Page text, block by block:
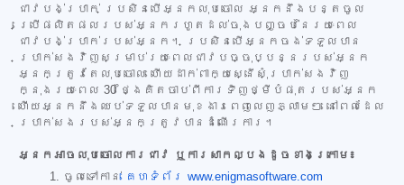
ជាវបង់ប្រាក់ ប្រសិនបើអ្នកលុបចោល អ្នកនឹងបន្តចូល
ប្រើផលិតផលរបស់អ្នករហូតដល់ចុងបញ្ចប់នៃរយៈពេល
ជាវបង់ប្រាក់របស់អ្នក។ ប្រសិនបើអ្នកចង់ទទួលបាន
ប្រាក់សងវិញសម្រាប់រយៈពេលជាវបច្ចុប្បន្នរបស់អ្នក
អ្នកត្រូវតែលុបចោល ហើយដាក់ពាក្យស្នើសុំប្រាក់សងវិញ
ក្នុងរយៈពេល 30 ថ្ងៃគិតចាប់ពីការទិញថ្មីបំផុតរបស់អ្នក
ហើយអ្នកនឹងឈប់ទទួលបានមុខងារពេញលេញភ្លាមៗ នៅពេលដែល
ប្រាក់សងរបស់អ្នកត្រូវបានដំណើរការ។
អ្នកអាចលុបចោលការជាវ ឬការសាកល្បងដូចខាងក្រោម៖
ចូលទៅកាន់ គេហទំព័រ www.enigmasoftware.com